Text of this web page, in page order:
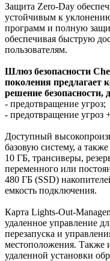
Защита Zero-Day
устойчивым к
программ и полную
обеспечивая быструю
пользователям.
Шлюз безопасности
поколения предлагает
решение безопасности,
- предотвращение угроз;
- предотвращение угроз
Доступный
базовую систему, а
10 ГБ, трансиверы,
переменного или
480 ГБ (SSD)
емкость подключения.
Карта Lights-Out-
удаленное управление
перезапуска и
местоположения. Также
удаленной установки